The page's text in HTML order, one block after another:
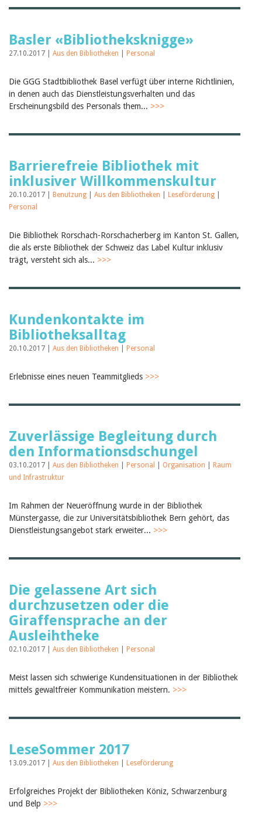
Juni 2025
2024
2023
2020
2019
2018
2013
2012
Basler «Bibliotheksknigge»
27.10.2017 | Aus den Bibliotheken Personal
Die GGG Stadtbibliothek Basel verfügt über interne Richtlinien,
in denen auch das Dienstleistungsverhalten und das
Erscheinungsbild des Personals them... >>>
Barrierefreie Bibliothek mit
inklusiver Willkommenskultur
20.10.2017 | Benutzung Aus den Bibliotheken Leseförderung
Personal
Die Bibliothek Rorschach-Rorschacherberg im Kanton St. Gallen,
die als erste Bibliothek der Schweiz das Label Kultur inklusiv
trägt, versteht sich als... >>>
Kundenkontakte im
Bibliotheksalltag
20.10.2017 | Aus den Bibliotheken Personal
Erlebnisse eines neuen Teammitglieds >>>
Zuverlässige Begleitung durch
den Informationsdschungel
03.10.2017 | Aus den Bibliotheken Personal Organisation
Raum
und Infrastruktur
Im Rahmen der Neueröffnung wurde in der Bibliothek
Münstergasse, die zur Universitätsbibliothek Bern gehört, das
Dienstleistungsangebot stark erweiter... >>>
Die gelassene Art sich
durchzusetzen oder die
Giraffensprache an der
Ausleihtheke
02.10.2017 | Aus den Bibliotheken Personal
Meist lassen sich schwierige Kundensituationen in der Bibliothek
mittels gewaltfreier Kommunikation meistern. >>>
LeseSommer 2017
13.09.2017 | Aus den Bibliotheken Leseförderung
Erfolgreiches Projekt der Bibliotheken Köniz, Schwarzenburg
und Belp >>>